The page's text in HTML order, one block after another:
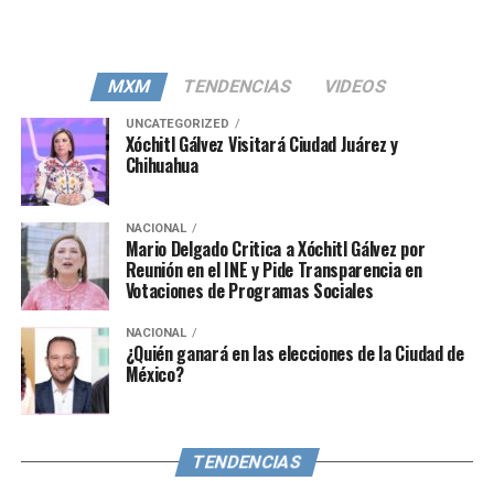
El viernes, un adolescente de quince años murió
Tulancingo.
En todos los casos, la policía de investigación y peritos
de la Procuraduría General de Justicia de Hidalgo se
presentaron en los balnearios para iniciar las
investigaciones correspondientes y realizar el
levantamiento de los cuerpos.
MXM TENDENCIAS VIDEOS
UNCATEGORIZED
Xóchitl Gálvez Visitará Ciudad Juárez y
Chihuahua
NACIONAL
Mario Delgado Critica a Xóchitl Gálvez por
Reunión en el INE y Pide Transparencia en
Votaciones de Programas Sociales
NACIONAL
¿Quién ganará en las elecciones de la Ciudad de
México?
TENDENCIAS